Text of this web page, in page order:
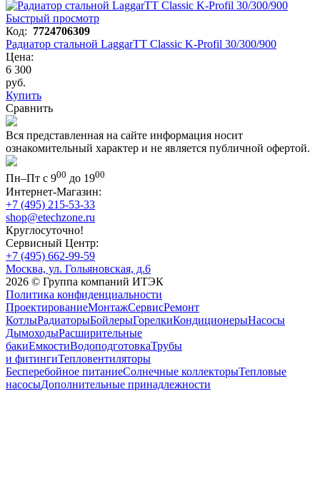
Быстрый просмотр
Код: 7724706309
Радиатор стальной LaggarTT Classic K-Profil 30/300/900
Цена:
6 300
руб.
Купить
Сравнить
Вся представленная на сайте информация носит
ознакомительный характер и не является публичной офертой.
Пн–Пт с 900 до 1900
Интернет-Магазин:
+7 (495) 215-53-33
shop@etechzone.ru
Круглосуточно!
Сервисный Центр:
+7 (495) 662-99-59
Москва, ул. Гольяновская, д.6
2026 © Группа компаний ИТЭК
Политика конфиденциальности
ПроектированиеМонтажСервисРемонт
КотлыРадиаторыБойлерыГорелкиКондиционерыНасосы
ДымоходыРасширительные
бакиЕмкостиВодоподготовкаТрубы
и фитингиТепловентиляторы
Бесперебойное питаниеСолнечные коллекторыТепловые
насосыДополнительные принадлежности